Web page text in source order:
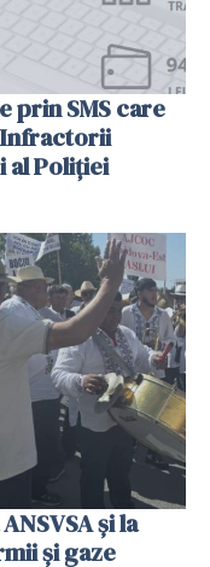
prin SMS care
al Poliției
și la
și gaze